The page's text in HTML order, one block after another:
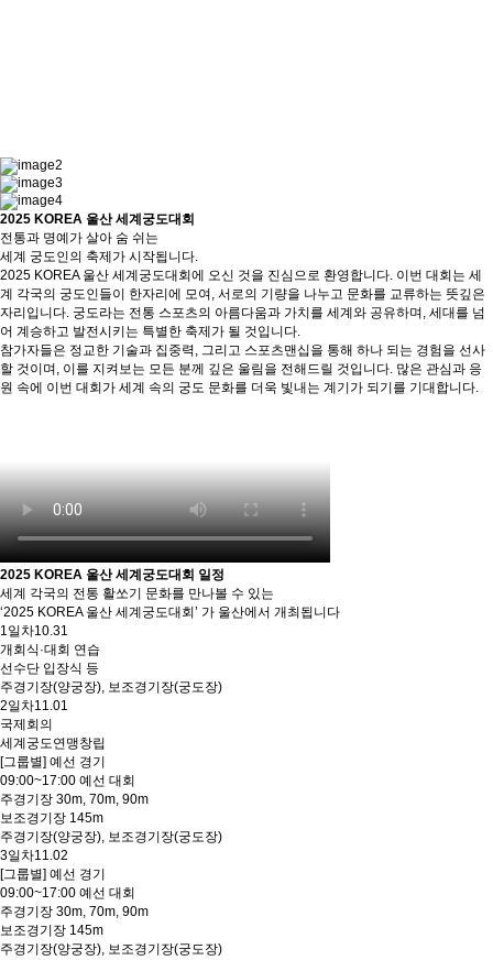
2025 KOREA 울산 세계궁도대회
전통과 명예가 살아 숨 쉬는
세계 궁도인의 축제가 시작됩니다.
2025 KOREA 울산 세계궁도대회에 오신 것을 진심으로 환영합니다. 이번 대회는 세
계 각국의 궁도인들이 한자리에 모여, 서로의 기량을 나누고 문화를 교류하는 뜻깊은
자리입니다. 궁도라는 전통 스포츠의 아름다움과 가치를 세계와 공유하며, 세대를 넘
어 계승하고 발전시키는 특별한 축제가 될 것입니다.
참가자들은 정교한 기술과 집중력, 그리고 스포츠맨십을 통해 하나 되는 경험을 선사
할 것이며, 이를 지켜보는 모든 분께 깊은 울림을 전해드릴 것입니다. 많은 관심과 응
원 속에 이번 대회가 세계 속의 궁도 문화를 더욱 빛내는 계기가 되기를 기대합니다.
2025 KOREA 울산 세계궁도대회 일정
세계 각국의 전통 활쏘기 문화를 만나볼 수 있는
‘2025 KOREA 울산 세계궁도대회’ 가 울산에서 개최됩니다
1일차10.31
개회식·대회 연습
선수단 입장식 등
주경기장(양궁장), 보조경기장(궁도장)
2일차11.01
국제회의
세계궁도연맹창립
[그룹별] 예선 경기
09:00~17:00 예선 대회
주경기장 30m, 70m, 90m
보조경기장 145m
주경기장(양궁장), 보조경기장(궁도장)
3일차11.02
[그룹별] 예선 경기
09:00~17:00 예선 대회
주경기장 30m, 70m, 90m
보조경기장 145m
주경기장(양궁장), 보조경기장(궁도장)